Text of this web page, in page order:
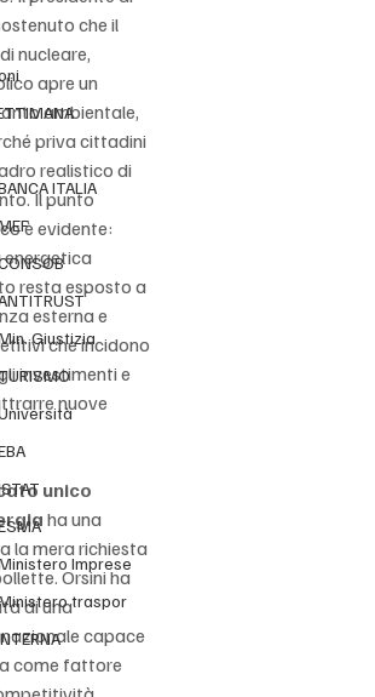
ITALIA
Giustizia
Imprese
traspor
che il
nucleare,
apre un
ambientale,
priva cittadini
realistico di
Il punto
è evidente:
resta esposto a
esterna e
che incidono
investimenti e
nuove
unico
ha una
la mera richiesta
Orsini ha
di una
capace
come fattore